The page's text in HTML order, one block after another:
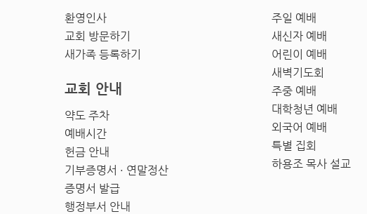
환영인사
교회 방문하기
새가족 등록하기
주일 예배
새신자 예배
어린이 예배
새벽기도회
주중 예배
대학청년 예배
외국어 예배
특별 집회
하용조 목사 설교
교회 안내
약도 주차
예배시간
헌금 안내
기부증명서 · 연말정산
증명서 발급
행정부서 안내